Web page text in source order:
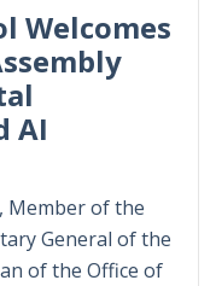
Welcomes
AI
Member of the
General of the
of the Office of